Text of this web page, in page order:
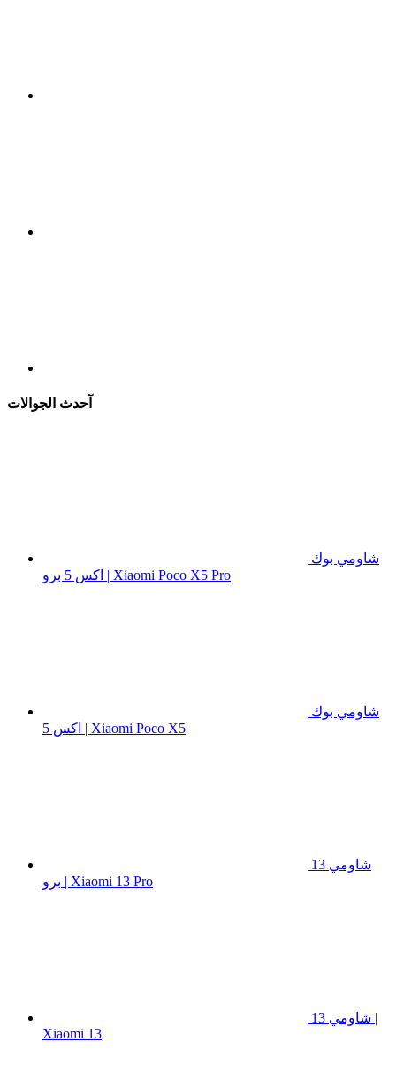
آحدث الجوالات
شاومي بوك
اكس 5 برو | Xiaomi Poco X5 Pro
شاومي بوك
اكس 5 | Xiaomi Poco X5
شاومي 13
برو | Xiaomi 13 Pro
شاومي 13 |
Xiaomi 13